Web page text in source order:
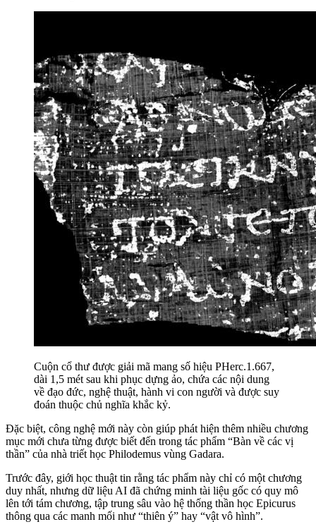
Cuộn cổ thư được giải mã mang số hiệu PHerc.1.667,
dài 1,5 mét sau khi phục dựng ảo, chứa các nội dung
về đạo đức, nghệ thuật, hành vi con người và được suy
đoán thuộc chủ nghĩa khắc kỷ.
Đặc biệt, công nghệ mới này còn giúp phát hiện thêm nhiều chương
mục mới chưa từng được biết đến trong tác phẩm “Bàn về các vị
thần” của nhà triết học Philodemus vùng Gadara.
Trước đây, giới học thuật tin rằng tác phẩm này chỉ có một chương
duy nhất, nhưng dữ liệu AI đã chứng minh tài liệu gốc có quy mô
lên tới tám chương, tập trung sâu vào hệ thống thần học Epicurus
thông qua các manh mối như “thiên ý” hay “vật vô hình”.